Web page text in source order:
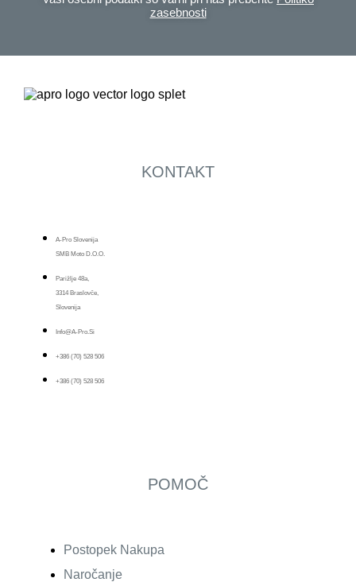
zasebnosti
KONTAKT
A-Pro Slovenija
SMB Moto D.o.o.
Parižlje 48a,
3314 Braslovče,
Slovenija
Info@a-Pro.si
+386 (70) 528 506
+386 (70) 528 506
POMOČ
Postopek Nakupa
Naročanje